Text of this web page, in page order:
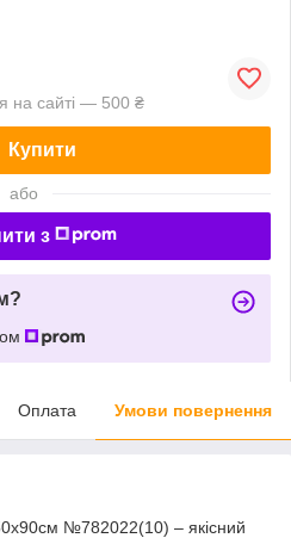
на сайті — 500 ₴
Купити
або
з
Оплата Умови повернення
№782022(10) – якісний